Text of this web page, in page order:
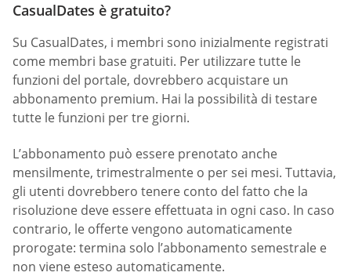
CasualDates è gratuito?
Su СasualDates, i membri sono inizialmente registrati
come membri base gratuiti. Per utilizzare tutte le
funzioni del portale, dovrebbero acquistare un
abbonamento premium. Hai la possibilità di testare
tutte le funzioni per tre giorni.
L’abbonamento può essere prenotato anche
mensilmente, trimestralmente o per sei mesi. Tuttavia,
gli utenti dovrebbero tenere conto del fatto che la
risoluzione deve essere effettuata in ogni caso. In caso
contrario, le offerte vengono automaticamente
prorogate: termina solo l’abbonamento semestrale e
non viene esteso automaticamente.